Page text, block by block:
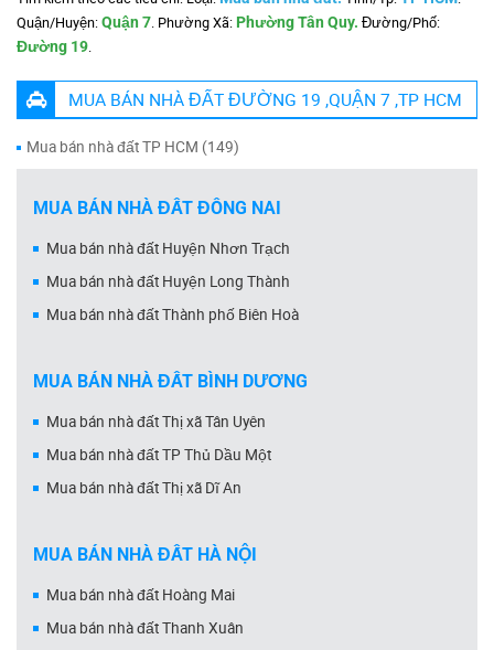
Quận/Huyện:Quận 7. Phường Xã: Phường Tân Quy. Đường/Phố:
Đường 19.
MUA BÁN NHÀ ĐẤT ĐƯỜNG 19 ,QUẬN 7 ,TP HCM
Mua bán nhà đất TP HCM (149)
MUA BÁN NHÀ ĐẤT ĐỒNG NAI
Mua bán nhà đất Huyện Nhơn Trạch
Mua bán nhà đất Huyện Long Thành
Mua bán nhà đất Thành phố Biên Hoà
MUA BÁN NHÀ ĐẤT BÌNH DƯƠNG
Mua bán nhà đất Thị xã Tân Uyên
Mua bán nhà đất TP Thủ Dầu Một
Mua bán nhà đất Thị xã Dĩ An
MUA BÁN NHÀ ĐẤT HÀ NỘI
Mua bán nhà đất Hoàng Mai
Mua bán nhà đất Thanh Xuân